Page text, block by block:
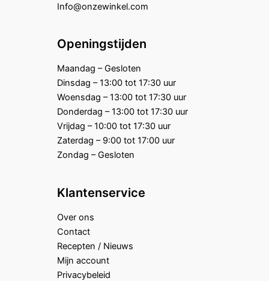
Info@onzewinkel.com
Openingstijden
Maandag – Gesloten
Dinsdag – 13:00 tot 17:30 uur
Woensdag – 13:00 tot 17:30 uur
Donderdag – 13:00 tot 17:30 uur
Vrijdag – 10:00 tot 17:30 uur
Zaterdag – 9:00 tot 17:00 uur
Zondag – Gesloten
Klantenservice
Over ons
Contact
Recepten / Nieuws
Mijn account
Privacybeleid